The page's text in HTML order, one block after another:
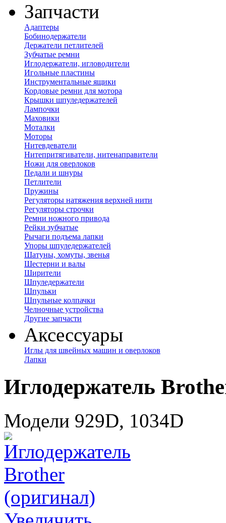
Запчасти
Адаптеры
Бобинодержатели
Держатели петлителей
Зубчатые ремни
Иглодержатели, игловодители
Игольные пластины
Инструментальные ящики
Кордовые ремни для мотора
Крышки шпуледержателей
Лампочки
Маховики
Моталки
Моторы
Нитевдеватели
Нитепритягиватели, нитенаправители
Ножи для оверлоков
Педали и шнуры
Петлители
Пружины
Регуляторы натяжения верхней нити
Регуляторы строчки
Ремни ножного привода
Рейки зубчатые
Рычаги подъема лапки
Упоры шпуледержателей
Шатуны, хомуты, звенья
Шестерни и валы
Ширители
Шпуледержатели
Шпульки
Шпульные колпачки
Челночные устройства
Другие запчасти
Аксессуары
Иглы для швейных машин и оверлоков
Лапки
Иглодержатель
Модели 929D, 1034D